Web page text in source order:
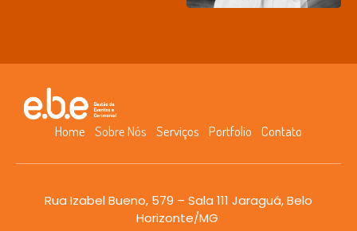
Home Sobre Nós Serviços Portfolio Contato
Rua Izabel Bueno, 579 – Sala 111 Jaraguá, Belo
Horizonte/MG